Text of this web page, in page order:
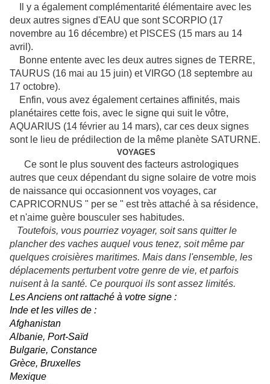
Il y a également complémentarité élémentaire avec les
deux autres signes d'EAU que sont SCORPIO (17
novembre au 16 décembre) et PISCES (15 mars au 14
avril).
Bonne entente avec les deux autres signes de TERRE,
TAURUS (16 mai au 15 juin) et VIRGO (18 septembre au
17 octobre).
Enfin, vous avez également certaines affinités, mais
planétaires cette fois, avec le signe qui suit le vôtre,
AQUARIUS (14 février au 14 mars), car ces deux signes
sont le lieu de prédilection de la même planète SATURNE.
VOYAGES
Ce sont le plus souvent des facteurs astrologiques
autres que ceux dépendant du signe solaire de votre mois
de naissance qui occasionnent vos voyages, car
CAPRICORNUS " per se " est très attaché à sa résidence,
et n'aime guère bousculer ses habitudes.
Toutefois, vous pourriez voyager, soit sans quitter le
plancher des vaches auquel vous tenez, soit même par
quelques croisières maritimes. Mais dans l'ensemble, les
déplacements perturbent votre genre de vie, et parfois
nuisent à la santé. Ce pourquoi ils sont assez limités.
Les Anciens ont rattaché à votre signe :
Inde et les villes de :
Afghanistan
Albanie, Port-Saïd
Bulgarie, Constance
Grèce, Bruxelles
Mexique